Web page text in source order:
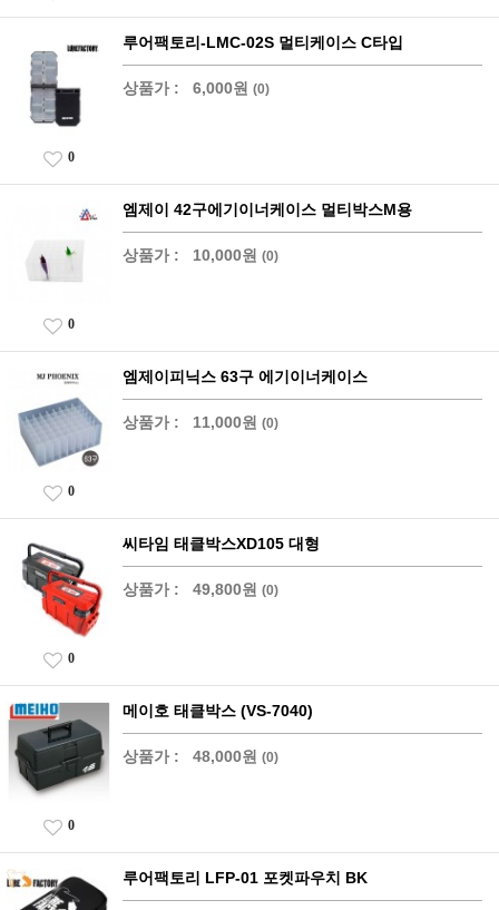
루어팩토리-LMC-02S 멀티케이스 C타입
상품가 : 6,000원 (0)
0
엠제이 42구에기이너케이스 멀티박스M용
상품가 : 10,000원 (0)
0
엠제이피닉스 63구 에기이너케이스
상품가 : 11,000원 (0)
0
씨타임 태클박스XD105 대형
상품가 : 49,800원 (0)
0
메이호 태클박스 (VS-7040)
상품가 : 48,000원 (0)
0
루어팩토리 LFP-01 포켓파우치 BK